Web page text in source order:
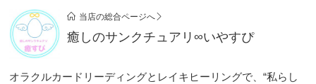
当店の総合ページへ
癒しのサンクチュアリ∞いやすぴ
オラクルカードリーディングとレイキヒーリングで、“私らし